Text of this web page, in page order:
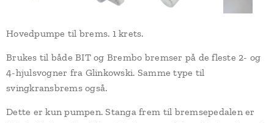
Hovedpumpe til brems. 1 krets.
Brukes til både BIT og Brembo bremser på de fleste 2- og
4-hjulsvogner fra Glinkowski. Samme type til
svingkransbrems også.
Dette er kun pumpen. Stanga frem til bremsepedalen er